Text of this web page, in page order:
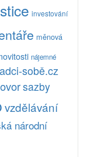
investování
měnová
nájemné
sobě.cz
sazby
vzdělávání
národní